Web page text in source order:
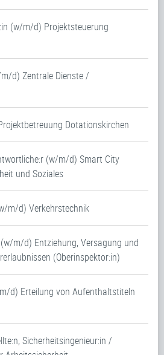
(w/m/d) Projektsteuerung
d) Zentrale Dienste /
Dotationskirchen
(w/m/d) Smart City
und Soziales
m/d) Verkehrstechnik
m/d) Entziehung, Versagung und
(Oberinspektor:in)
d) Erteilung von Aufenthaltstiteln
Sicherheitsingenieur:in /